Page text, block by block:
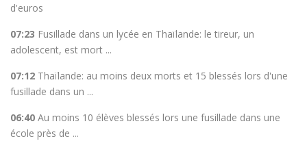
d'euros
07:23 Fusillade dans un lycée en Thaïlande: le tireur, un
adolescent, est mort ...
07:12 Thaïlande: au moins deux morts et 15 blessés lors d'une
fusillade dans un ...
06:40 Au moins 10 élèves blessés lors une fusillade dans une
école près de ...